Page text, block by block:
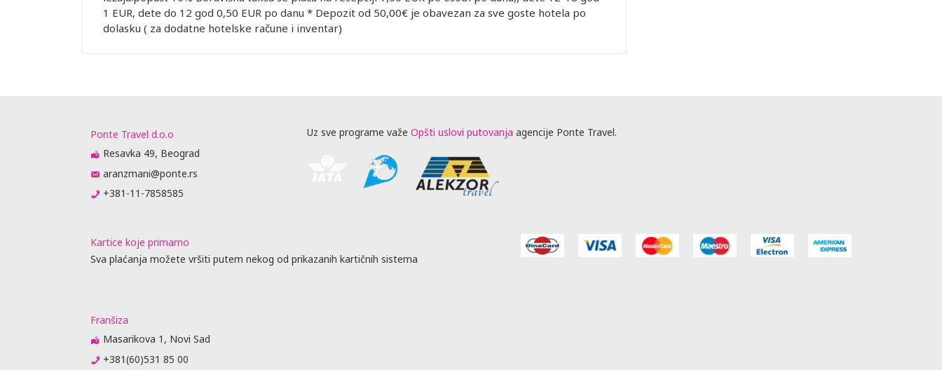
1 EUR, dete do 12 god 0,50 EUR po danu * Depozit od 50,00€ je obavezan za sve goste hotela po
dolasku ( za dodatne hotelske račune i inventar)
Ponte Travel d.o.o
Resavka 49, Beograd
aranzmani@ponte.rs
+381-11-7858585
Uz sve programe važe Opšti uslovi putovanja agencije Ponte Travel.
Kartice koje primamo
Sva plaćanja možete vršiti putem nekog od prikazanih kartičnih sistema
Franšiza
Masarikova 1, Novi Sad
+381(60)531 85 00